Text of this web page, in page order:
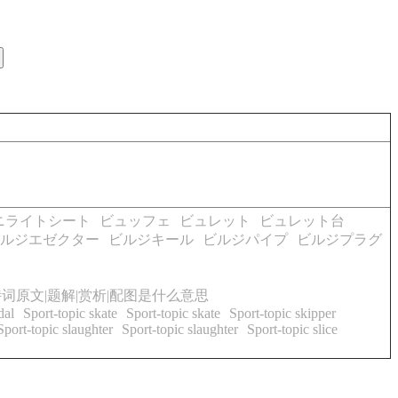
ライトシート ビュッフェ ビュレット
ビュレット台
ジエゼクター ビルジキール ビルジパイプ
ビルジプラグ
原文|题解|赏析|配图是什么意思
Sport-topic skate Sport-topic skate
Sport-topic skipper
topic slaughter Sport-topic slaughter
Sport-topic slice